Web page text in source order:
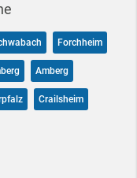
Forchheim
Amberg
Crailsheim